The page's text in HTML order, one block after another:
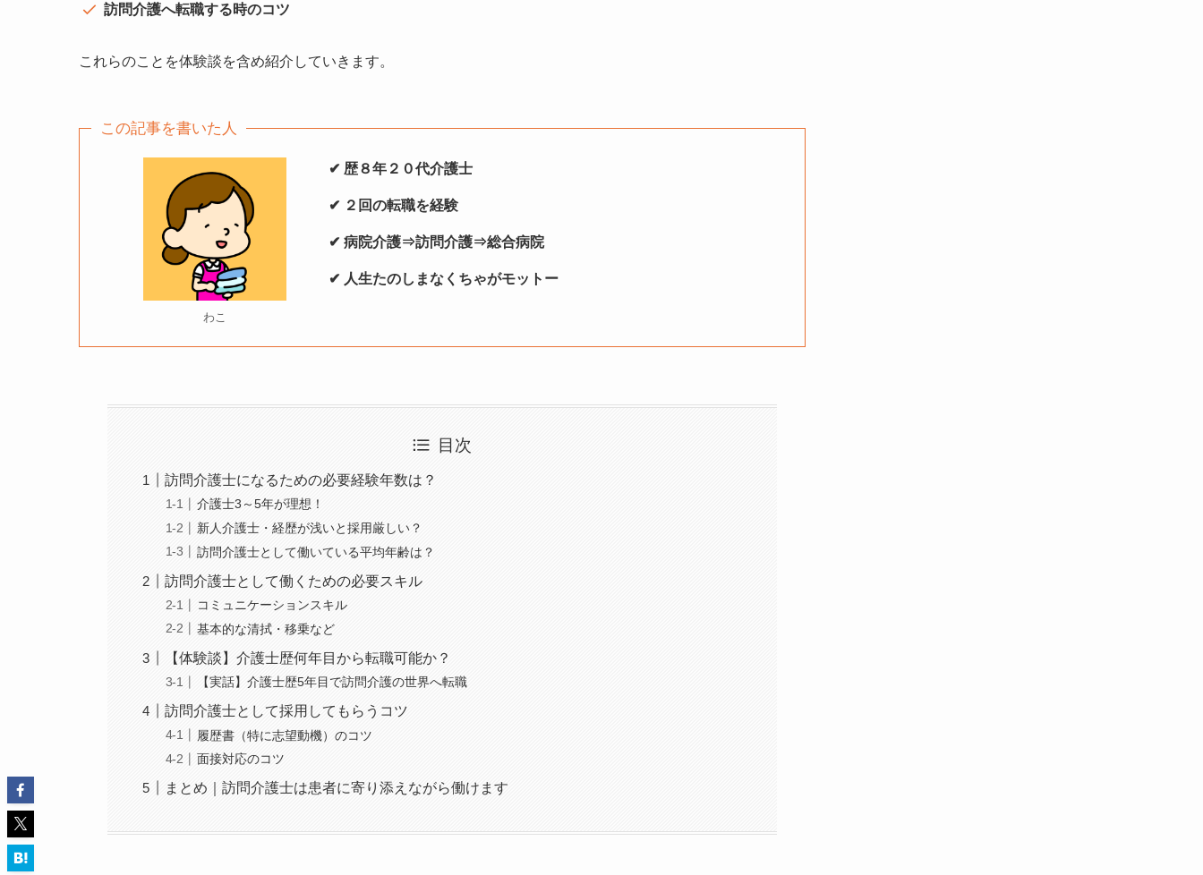
訪問介護へ転職する時のコツ
これらのことを体験談を含め紹介していきます。
この記事を書いた人
わこ
✔︎ 歴８年２０代介護士
✔︎ ２回の転職を経験
✔︎ 病院介護⇒訪問介護⇒総合病院
✔︎ 人生たのしまなくちゃがモットー
目次
訪問介護士になるための必要経験年数は？
介護士3～5年が理想！
新人介護士・経歴が浅いと採用厳しい？
訪問介護士として働いている平均年齢は？
訪問介護士として働くための必要スキル
コミュニケーションスキル
基本的な清拭・移乗など
【体験談】介護士歴何年目から転職可能か？
【実話】介護士歴5年目で訪問介護の世界へ転職
訪問介護士として採用してもらうコツ
履歴書（特に志望動機）のコツ
面接対応のコツ
まとめ｜訪問介護士は患者に寄り添えながら働けます